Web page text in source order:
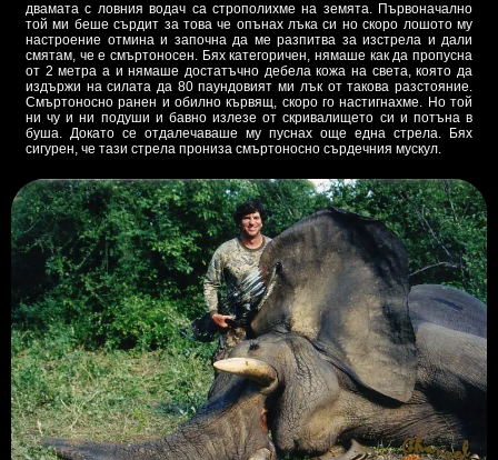
двамата с ловния водач са строполихме на земята. Първоначално
той ми беше сърдит за това че опънах лъка си но скоро лошото му
настроение отмина и започна да ме разпитва за изстрела и дали
смятам, че е смъртоносен. Бях категоричен, нямаше как да пропусна
от 2 метра а и нямаше достатъчно дебела кожа на света, която да
издържи на силата да 80 паундовият ми лък от такова разстояние.
Смъртоносно ранен и обилно кървящ, скоро го настигнахме. Но той
ни чу и ни подуши и бавно излезе от скривалището си и потъна в
буша. Докато се отдалечаваше му пуснах още една стрела. Бях
сигурен, че тази стрела прониза смъртоносно сърдечния мускул.